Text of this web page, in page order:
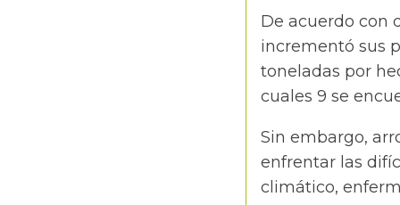
De acuerdo con
incrementó sus
toneladas por
cuales 9 se
Sin embargo,
enfrentar las
climático,